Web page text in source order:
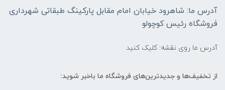
آدرس ما: شاهرود خیابان امام مقابل پارکینگ طبقاتی شهرداری
فروشگاه رئیس کوچولو
آدرس ما روی نقشه: کلیک کنید
از تخفیف‌ها و جدیدترین‌های فروشگاه ما باخبر شوید: